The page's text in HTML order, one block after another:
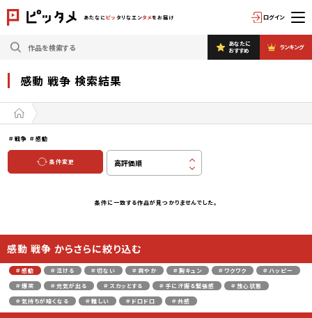
あたなに ピッ タリなエンタメをお届け ログイン
あなたに
おすすめ
ランキング
感動 戦争 検索結果
＃戦争 ＃感動
条件変更
条件に一致する作品が見つかりませんでした。
感動 戦争 からさらに絞り込む
＃感動 ＃泣ける ＃切ない ＃爽やか ＃胸キュン ＃ワクワク
＃ハッピー
＃爆笑
＃元気が出る ＃スカッとする ＃手に汗握る緊張感
＃放心状態
＃気持ちが暗くなる
＃難しい ＃ドロドロ ＃共感